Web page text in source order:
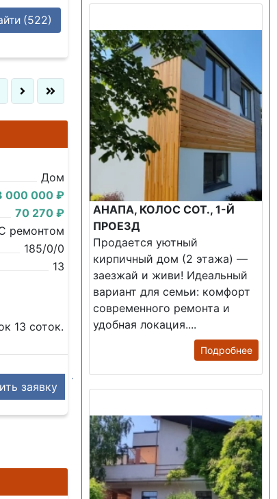
(522)
Дом
000 000 ₽
70 270 ₽
ремонтом
185/0/0
13
13 соток.
заявку
АНАПА, КОЛОС СОТ., 1-Й
ПРОЕЗД
Продается уютный
кирпичный дом (2 этажа) —
заезжай и живи! ​Идеальный
вариант для семьи: комфорт
современного ремонта и
удобная локация....
Подробнее